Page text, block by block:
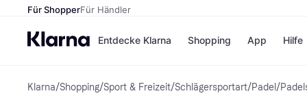
Für ShopperFür Händler
Entdecke Klarna
Zahlungsmethoden
Shopping
Shops
App Hilfe
Klarna/Shopping/Sport & Freizeit/Schlägersportart/Padel /